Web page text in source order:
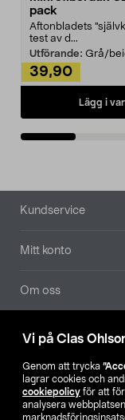
Vi på Clas
Genom att trycka
lagrar cookies och
cookiepolicy för att
analysera
pack
Aftonbladets
test av d...
Utförande: Grå/
39,90
Lägg i
Sidfot
Kundservice
Mitt konto
Om oss
Aktuellt
Våra bolag